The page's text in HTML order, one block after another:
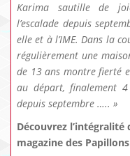
Karima sautille de
l’escalade depuis
elle et à l’IME. Dans la
régulièrement une
de 13 ans montre fierté
au départ, finalement
depuis septembre ….. »
Découvrez l’intégralité
magazine des